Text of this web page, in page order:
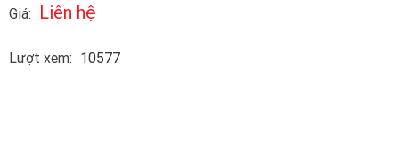
Giá: Liên hệ
Lượt xem: 10577